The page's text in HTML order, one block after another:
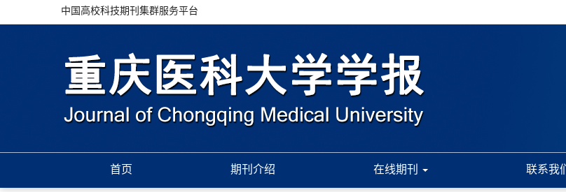
中国高校科技期刊集群服务平台
首页 期刊介绍 在线期刊 联系我们